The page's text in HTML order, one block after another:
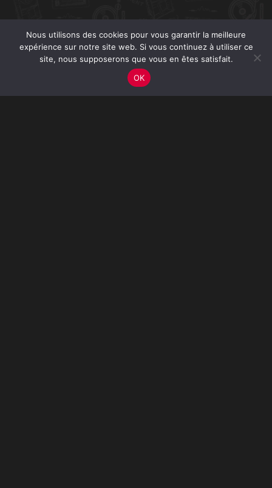
Nous utilisons des cookies pour vous garantir la meilleure
expérience sur notre site web. Si vous continuez à utiliser ce
site, nous supposerons que vous en êtes satisfait.
OK